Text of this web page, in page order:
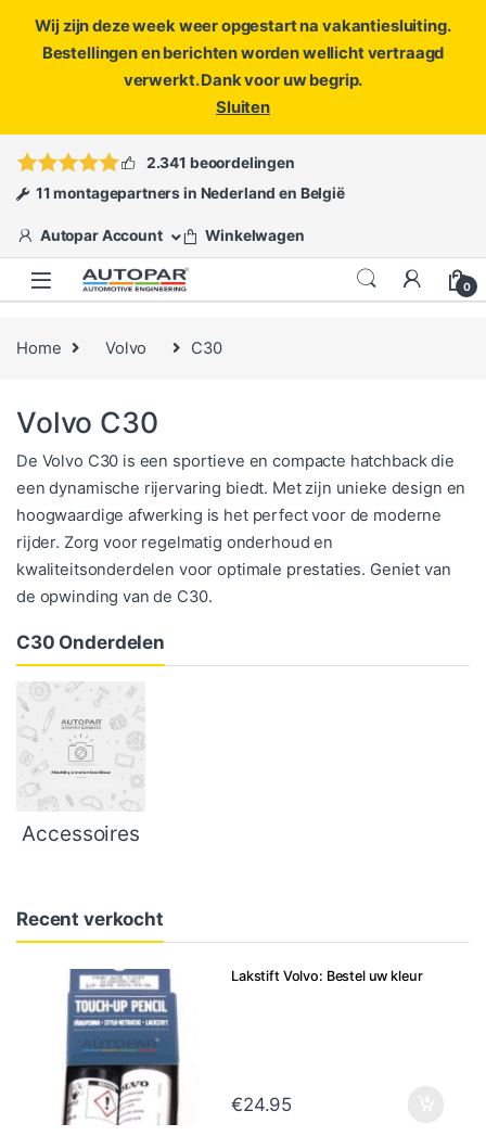
Wij zijn deze week weer opgestart na vakantiesluiting.
Bestellingen en berichten worden wellicht vertraagd
verwerkt. Dank voor uw begrip.
Sluiten
ofopen een ticket
2.341 beoordelingen
11 montagepartners in Nederland en België
Autopar Account Winkelwagen
0
Home Volvo C30
Volvo C30
De Volvo C30 is een sportieve en compacte hatchback die
een dynamische rijervaring biedt. Met zijn unieke design en
hoogwaardige afwerking is het perfect voor de moderne
rijder. Zorg voor regelmatig onderhoud en
kwaliteitsonderdelen voor optimale prestaties. Geniet van
de opwinding van de C30.
C30 Onderdelen
Accessoires
Recent verkocht
Lakstift Volvo: Bestel uw kleur
€24.95